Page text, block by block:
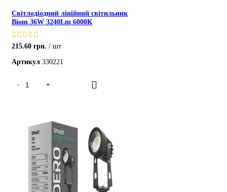
Світлодіодний лінійний світильник
Biom 36W 3240Lm 6000К
215.60 грн.
шт
Артикул 330221